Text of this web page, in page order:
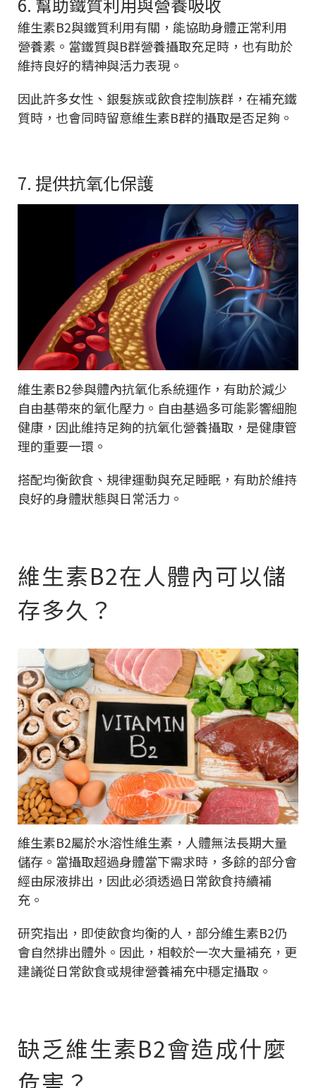
維生素B2與鐵質利用有關，能協助身體正常利用
營養素。當鐵質與B群營養攝取充足時，也有助於
維持良好的精神與活力表現。
因此許多女性、銀髮族或飲食控制族群，在補充鐵
質時，也會同時留意維生素B群的攝取是否足夠。
7. 提供抗氧化保護
維生素B2參與體內抗氧化系統運作，有助於減少
自由基帶來的氧化壓力。自由基過多可能影響細胞
健康，因此維持足夠的抗氧化營養攝取，是健康管
理的重要一環。
搭配均衡飲食、規律運動與充足睡眠，有助於維持
良好的身體狀態與日常活力。
維生素B2在人體內可以儲
存多久？
維生素B2屬於水溶性維生素，人體無法長期大量
儲存。當攝取超過身體當下需求時，多餘的部分會
經由尿液排出，因此必須透過日常飲食持續補
充。
研究指出，即使飲食均衡的人，部分維生素B2仍
會自然排出體外。因此，相較於一次大量補充，更
建議從日常飲食或規律營養補充中穩定攝取。
缺乏維生素B2會造成什麼